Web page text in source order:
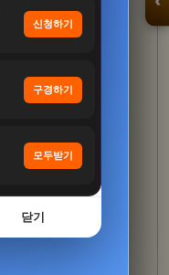
신청하기
구경하기
모두받기
닫기